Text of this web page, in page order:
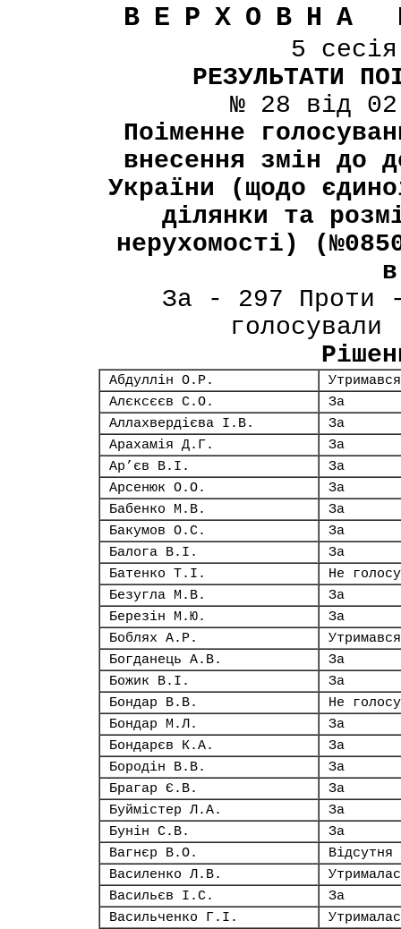
ВЕРХОВНА
5
РЕЗУЛЬТАТИ
№ 28 від
Поіменне
внесення змін до
України (щодо
ділянки та
нерухомості)
За - 297 Проти
Абдуллін О.Р.
Утримався
Алєксєєв С.О.
За
Аллахвердієва І.В.
За
Арахамія Д.Г.
За
Ар’єв В.І.
За
Арсенюк О.О.
За
Бабенко М.В.
За
Бакумов О.С.
За
Балога В.І.
За
Батенко Т.І.
Не
Безугла М.В.
За
Березін М.Ю.
За
Боблях А.Р.
Утримався
Богданець А.В.
За
Божик В.І.
За
Бондар В.В.
Не
Бондар М.Л.
За
Бондарєв К.А.
За
Бородін В.В.
За
Брагар Є.В.
За
Буймістер Л.А.
За
Бунін С.В.
За
Вагнєр В.О.
Відсутня
Василенко Л.В.
Васильєв І.С.
За
Васильченко Г.І.